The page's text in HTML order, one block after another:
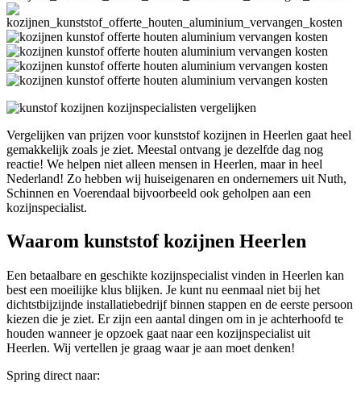
Vergelijken van prijzen voor kunststof kozijnen in Heerlen gaat heel
gemakkelijk zoals je ziet. Meestal ontvang je dezelfde dag nog
reactie! We helpen niet alleen mensen in Heerlen, maar in heel
Nederland! Zo hebben wij huiseigenaren en ondernemers uit Nuth,
Schinnen en Voerendaal bijvoorbeeld ook geholpen aan een
kozijnspecialist.
Waarom kunststof kozijnen Heerlen
Een betaalbare en geschikte kozijnspecialist vinden in Heerlen kan
best een moeilijke klus blijken. Je kunt nu eenmaal niet bij het
dichtstbijzijnde installatiebedrijf binnen stappen en de eerste persoon
kiezen die je ziet. Er zijn een aantal dingen om in je achterhoofd te
houden wanneer je opzoek gaat naar een kozijnspecialist uit
Heerlen. Wij vertellen je graag waar je aan moet denken!
Spring direct naar: